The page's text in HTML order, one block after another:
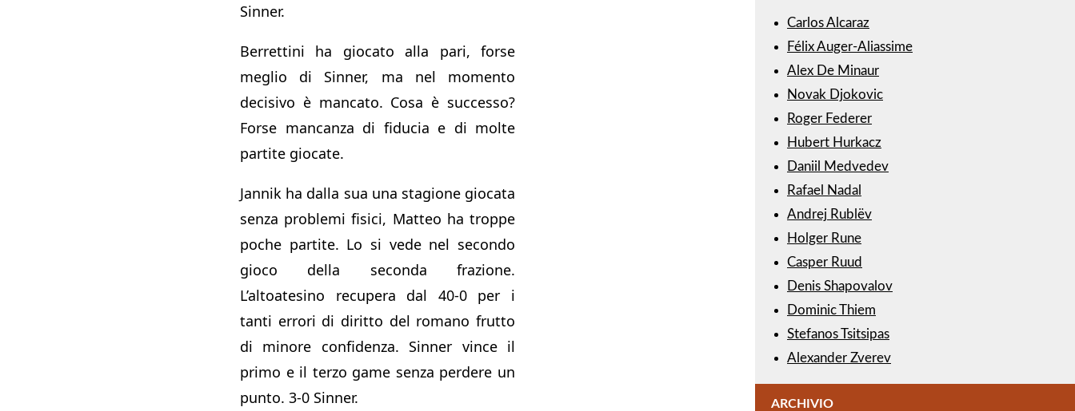
Sinner.
Berrettini ha giocato alla pari, forse
meglio di Sinner, ma nel momento
decisivo è mancato. Cosa è successo?
Forse mancanza di fiducia e di molte
partite giocate.
Jannik ha dalla sua una stagione giocata
senza problemi fisici, Matteo ha troppe
poche partite. Lo si vede nel secondo
gioco della seconda frazione.
L’altoatesino recupera dal 40-0 per i
tanti errori di diritto del romano frutto
di minore confidenza. Sinner vince il
primo e il terzo game senza perdere un
punto. 3-0 Sinner.
Carlos Alcaraz
Félix Auger-Aliassime
Alex De Minaur
Novak Djokovic
Roger Federer
Hubert Hurkacz
Daniil Medvedev
Rafael Nadal
Andrej Rublëv
Holger Rune
Casper Ruud
Denis Shapovalov
Dominic Thiem
Stefanos Tsitsipas
Alexander Zverev
ARCHIVIO